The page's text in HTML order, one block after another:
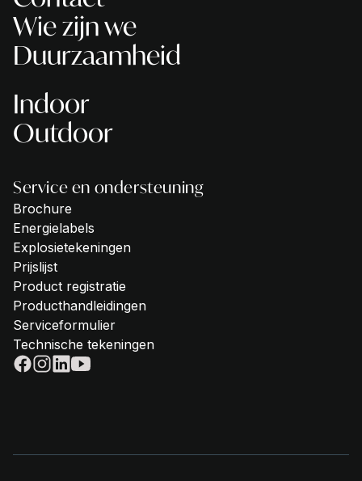
Wie zijn we
Duurzaamheid
Indoor
Outdoor
Service en ondersteuning
Brochure
Energielabels
Explosietekeningen
Prijslijst
Product registratie
Producthandleidingen
Serviceformulier
Technische tekeningen